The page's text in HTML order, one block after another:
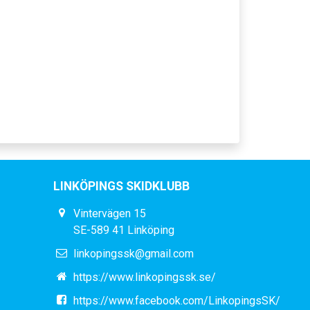
LINKÖPINGS SKIDKLUBB
Vintervägen 15
SE-589 41 Linköping
linkopingssk@gmail.com
https://www.linkopingssk.se/
https://www.facebook.com/LinkopingsSK/